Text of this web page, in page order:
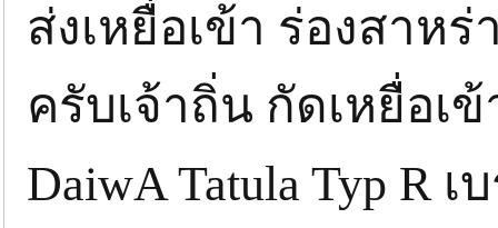
ส่งเหยื่อเข้า ร่องสาห
ครับเจ้าถิ่น กัดเหยื่อเ
DaiwA Tatula Typ R